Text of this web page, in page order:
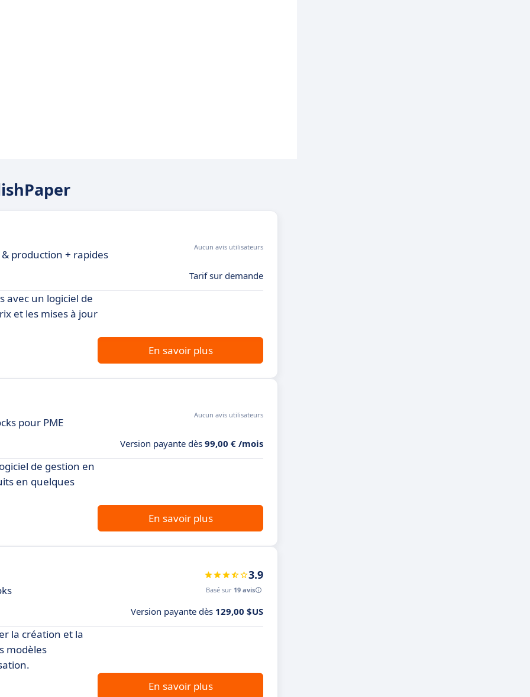
production + rapides
Aucun avis utilisateurs
Tarif sur demande
avec un logiciel de
et les mises à jour
En savoir plus
pour PME
Aucun avis utilisateurs
Version payante dès 99,00 € /mois
de gestion en
en quelques
En savoir plus
3.9
Basé sur 19 avis
Version payante dès 129,00 $US
la création et la
modèles
En savoir plus